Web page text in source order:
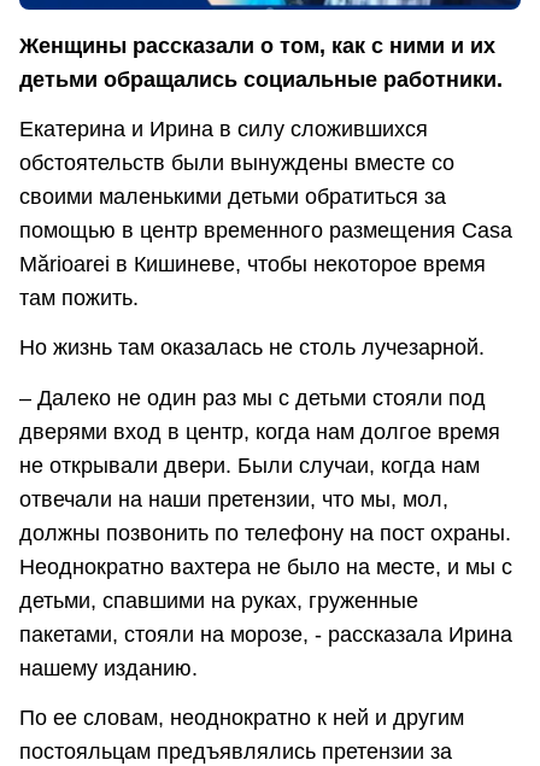
Женщины рассказали о том, как с ними и их
детьми обращались социальные работники.
Екатерина и Ирина в силу сложившихся
обстоятельств были вынуждены вместе со
своими маленькими детьми обратиться за
помощью в центр временного размещения Casa
Mărioarei в Кишиневе, чтобы некоторое время
там пожить.
Но жизнь там оказалась не столь лучезарной.
– Далеко не один раз мы с детьми стояли под
дверями вход в центр, когда нам долгое время
не открывали двери. Были случаи, когда нам
отвечали на наши претензии, что мы, мол,
должны позвонить по телефону на пост охраны.
Неоднократно вахтера не было на месте, и мы с
детьми, спавшими на руках, груженные
пакетами, стояли на морозе, - рассказала Ирина
нашему изданию.
По ее словам, неоднократно к ней и другим
постояльцам предъявлялись претензии за